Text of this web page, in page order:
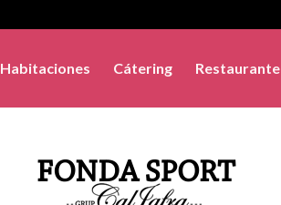
Habitaciones Cátering Restaurante